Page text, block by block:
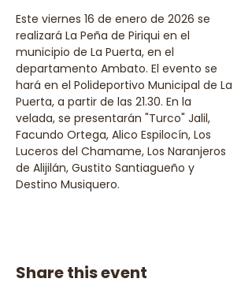
Este viernes 16 de enero de 2026 se
realizará La Peña de Piriqui en el
municipio de La Puerta, en el
departamento Ambato. El evento se
hará en el Polideportivo Municipal de La
Puerta, a partir de las 21.30. En la
velada, se presentarán "Turco" Jalil,
Facundo Ortega, Alico Espilocín, Los
Luceros del Chamame, Los Naranjeros
de Alijilán, Gustito Santiagueño y
Destino Musiquero.
Share this event